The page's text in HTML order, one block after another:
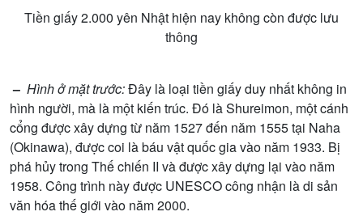
Tiền giấy 2.000 yên Nhật hiện nay không còn được lưu
thông
– Hìnhởmặt trước:Đây là loại tiền giấy duy nhất không in
hình người, mà là một kiến trúc. Đó là Shureimon, một cánh
cổng được xây dựng từ năm 1527 đến năm 1555 tại Naha
(Okinawa), được coi là báu vật quốc gia vào năm 1933. Bị
phá hủy trong Thếchiến II và được xây dựng lại vào năm
1958. Công trình này được UNESCO công nhận là di sản
văn hóa thếgiới vào năm 2000.